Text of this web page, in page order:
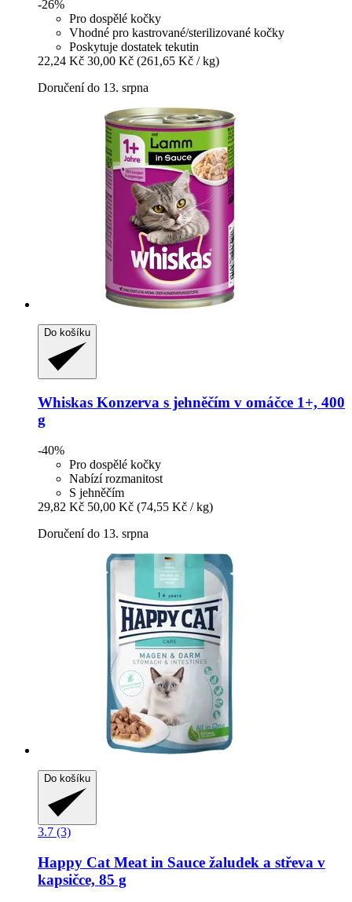
-26%
Pro dospělé kočky
Vhodné pro kastrované/sterilizované kočky
Poskytuje dostatek tekutin
22,24 Kč 30,00 Kč (261,65 Kč / kg)
Doručení do 13. srpna
Do košíku
Whiskas Konzerva s jehněčím v omáčce 1+, 400
g
-40%
Pro dospělé kočky
Nabízí rozmanitost
S jehněčím
29,82 Kč 50,00 Kč (74,55 Kč / kg)
Doručení do 13. srpna
Do košíku
3.7 (3)
Happy Cat Meat in Sauce žaludek a střeva v
kapsičce, 85 g